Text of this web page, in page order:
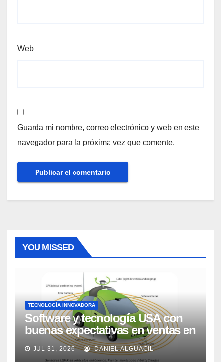
Web
Guarda mi nombre, correo electrónico y web en este
navegador para la próxima vez que comente.
YOU MISSED
TECNOLOGÍA INNOVADORA
Software y tecnología USA con
buenas expectativas en ventas en
los próximos 2 años, según
Market Watch
JUL 31, 2026 DANIEL ALGUACIL